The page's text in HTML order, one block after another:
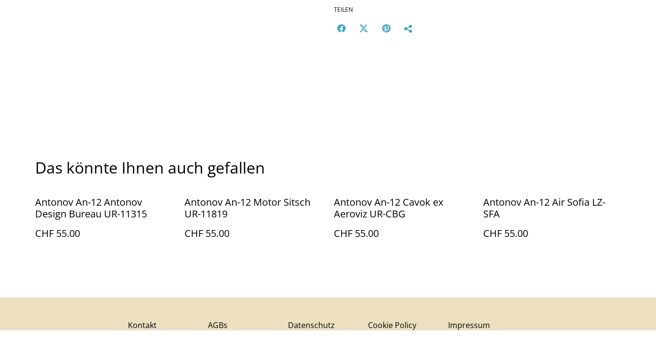
TEILEN
Das könnte Ihnen auch gefallen
Antonov An-12 Antonov
Design Bureau UR-11315
CHF 55.00
Antonov An-12 Motor Sitsch
UR-11819
CHF 55.00
Antonov An-12 Cavok ex
Aeroviz UR-CBG
CHF 55.00
Antonov An-12 Air Sofia LZ-
SFA
CHF 55.00
Kontakt AGBs Datenschutz Cookie Policy Impressum